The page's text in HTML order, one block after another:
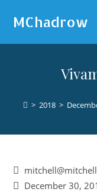
MChadrow
> 2018 >
December 30,